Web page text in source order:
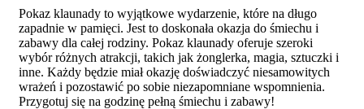
Pokaz klaunady to wyjątkowe wydarzenie, które na długo
zapadnie w pamięci. Jest to doskonała okazja do śmiechu i
zabawy dla całej rodziny. Pokaz klaunady oferuje szeroki
wybór różnych atrakcji, takich jak żonglerka, magia, sztuczki i
inne. Każdy będzie miał okazję doświadczyć niesamowitych
wrażeń i pozostawić po sobie niezapomniane wspomnienia.
Przygotuj się na godzinę pełną śmiechu i zabawy!